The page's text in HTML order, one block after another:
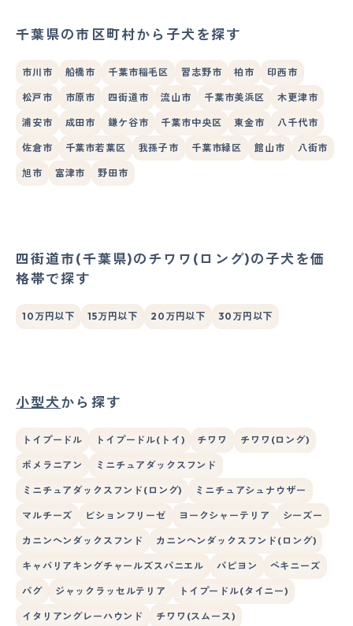
千葉県の市区町村から子犬を探す
市川市 船橋市 千葉市稲毛区 習志野市 柏市 印西市
松戸市 市原市 四街道市 流山市 千葉市美浜区 木更津市
浦安市 成田市 鎌ケ谷市 千葉市中央区 東金市 八千代市
佐倉市 千葉市若葉区 我孫子市 千葉市緑区 館山市 八街市
旭市 富津市 野田市
四街道市(千葉県)のチワワ(ロング)の子犬を価
格帯で探す
10万円以下 15万円以下 20万円以下 30万円以下
小型犬から探す
トイプードル トイプードル(トイ) チワワ チワワ(ロング)
ポメラニアン ミニチュアダックスフンド
ミニチュアダックスフンド(ロング) ミニチュアシュナウザー
マルチーズ ビションフリーゼ ヨークシャーテリア シーズー
カニンヘンダックスフンド カニンヘンダックスフンド(ロング)
キャバリアキングチャールズスパニエル パピヨン ペキニーズ
パグ ジャックラッセルテリア トイプードル(タイニー)
イタリアングレーハウンド チワワ(スムース)